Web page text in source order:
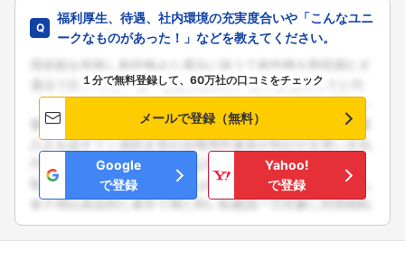
福利厚生、待遇、社内環境の充実度合いや「こんなユニ
ークなものがあった！」などを教えてください。
１分で無料登録して、60万社の口コミをチェック
メールで登録（無料）
Google
で登録
Yahoo!
で登録